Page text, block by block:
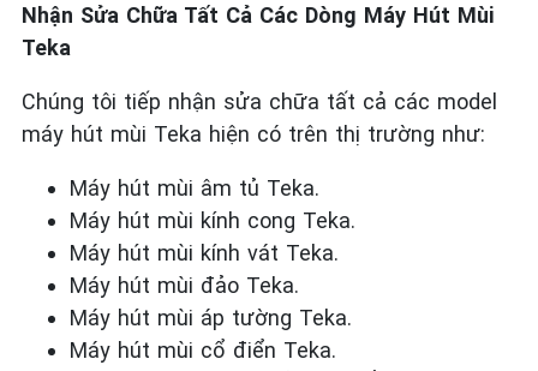
Nhận Sửa Chữa Tất Cả Các Dòng Máy Hút Mùi
Teka
Chúng tôi tiếp nhận sửa chữa tất cả các model
máy hút mùi Teka hiện có trên thị trường như:
Máy hút mùi âm tủ Teka.
Máy hút mùi kính cong Teka.
Máy hút mùi kính vát Teka.
Máy hút mùi đảo Teka.
Máy hút mùi áp tường Teka.
Máy hút mùi cổ điển Teka.